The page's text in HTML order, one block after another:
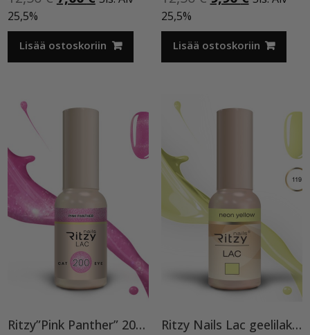
oli:
12,50 €.
on:
7,00 €.
25,5%
Lisää ostoskoriin
oli:
12,50 €.
on:
9,90 €.
25,5%
Lisää ostoskoriin
Ritzy”Pink Panther” 200, Cat Eye Ritzy Nails Lac geelilakka ”Neon Yellow”119 , 9ml TPO vapaa